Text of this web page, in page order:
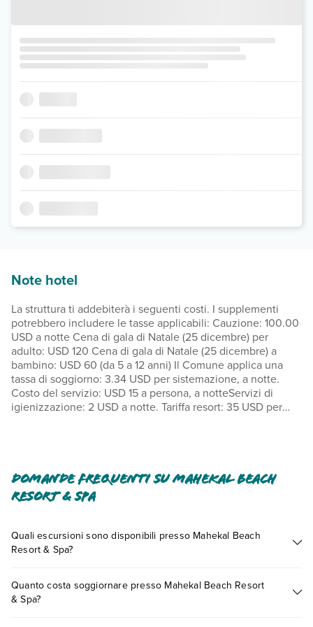
Note hotel
La struttura ti addebiterà i seguenti costi. I supplementi
potrebbero includere le tasse applicabili: Cauzione: 100.00
USD a notte Cena di gala di Natale (25 dicembre) per
adulto: USD 120 Cena di gala di Natale (25 dicembre) a
bambino: USD 60 (da 5 a 12 anni) Il Comune applica una
tassa di soggiorno: 3.34 USD per sistemazione, a notte.
Costo del servizio: USD 15 a persona, a notteServizi di
igienizzazione: 2 USD a notte. Tariffa resort: 35 USD per
Abbiamo incluso tutti i costi che ci ha comunicato la
struttura. Costo colazione preparata su ordinazione: 27 USD
per gli adulti e 27 USD per i bambini (importi
(andata e ritorno) Navetta per l'aeroporto, a bambino: 302
USD (andata e ritorno), (da 5 a 12 anni) Supplemento per
disponibilità È possibile che questo elenco non sia
completo. Tariffe e depositi potrebbero non includere le
Domande frequenti su Mahekal Beach
Resort & Spa
Quali escursioni sono disponibili presso Mahekal Beach
Resort & Spa?
presso Mahekal Beach Resort & Spa. Scoprile tutte nella
sezione dedicata
Quanto costa soggiornare presso Mahekal Beach Resort
& Spa?